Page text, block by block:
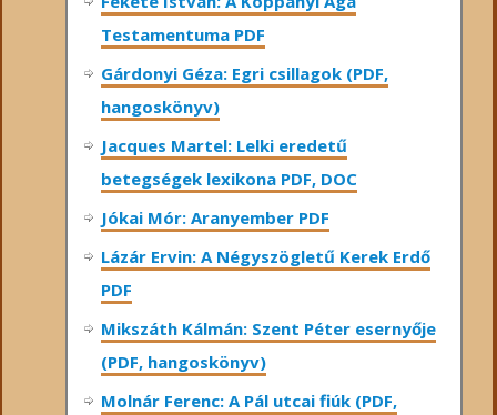
Testamentuma PDF
Gárdonyi Géza: Egri csillagok (PDF,
hangoskönyv)
Jacques Martel: Lelki eredetű
betegségek lexikona PDF, DOC
Jókai Mór: Aranyember PDF
Lázár Ervin: A Négyszögletű Kerek Erdő
PDF
Mikszáth Kálmán: Szent Péter esernyője
(PDF, hangoskönyv)
Molnár Ferenc: A Pál utcai fiúk (PDF,